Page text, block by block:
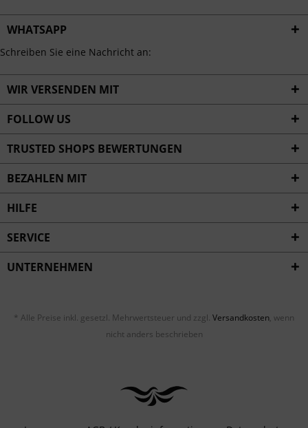
WHATSAPP
Schreiben Sie eine Nachricht an:
WIR VERSENDEN MIT
FOLLOW US
TRUSTED SHOPS BEWERTUNGEN
BEZAHLEN MIT
HILFE
SERVICE
UNTERNEHMEN
* Alle Preise inkl. gesetzl. Mehrwertsteuer und zzgl. Versandkosten, wenn
nicht anders beschrieben